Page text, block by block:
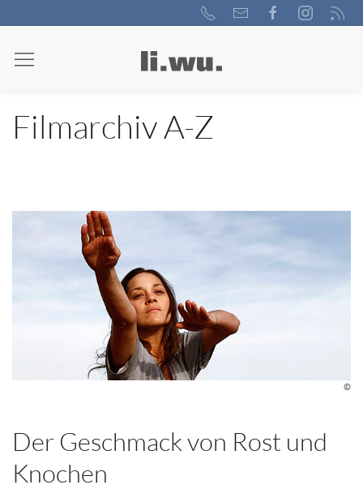
Filmarchiv A-Z
©
Der Geschmack von Rost und
Knochen